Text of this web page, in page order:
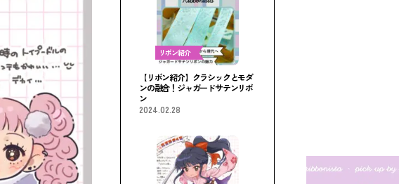
リボン紹介
【リボン紹介】クラシックとモダ
ンの融合！ジャガードサテンリボ
ン
2024.02.28